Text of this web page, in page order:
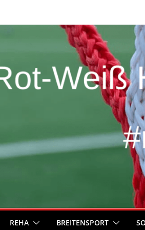
REHA BREITENSPORT